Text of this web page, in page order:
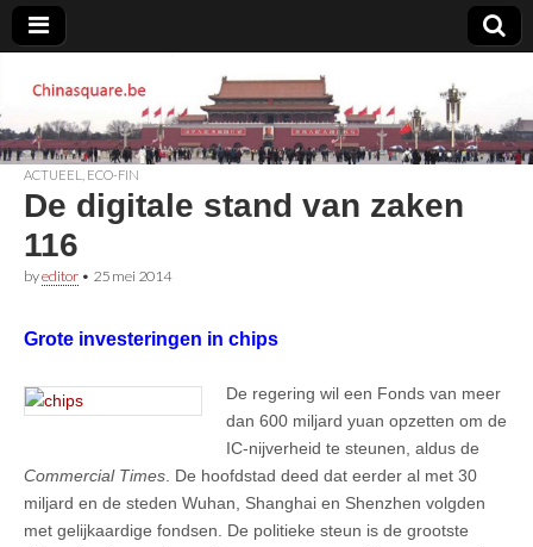
Chinasquare.be
ACTUEEL ECO-FIN
De digitale stand van zaken
116
byeditor • 25 mei 2014
Grote investeringen in chips
De regering wil een Fonds van meer
dan 600 miljard yuan opzetten om de
IC-nijverheid te steunen, aldus de
Commercial Times. De hoofdstad deed dat eerder al met 30
miljard en de steden Wuhan, Shanghai en Shenzhen volgden
met gelijkaardige fondsen. De politieke steun is de grootste